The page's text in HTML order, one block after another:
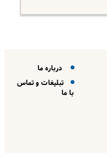
درباره ما
تبلیغات و تماس
با ما